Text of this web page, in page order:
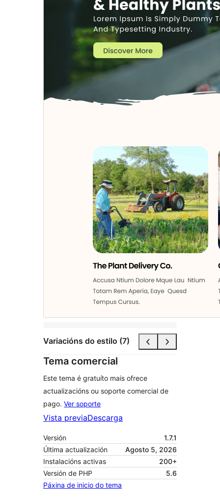
Variacións do estilo (7)
Tema comercial
Este tema é gratuíto mais ofrece
actualizacións ou soporte comercial de
pago. Ver soporte
Vista previaDescarga
Versión
1.7.1
Última actualización
Agosto 5, 2026
Instalacións activas
200+
Versión de PHP
5.6
Páxina de inicio do tema